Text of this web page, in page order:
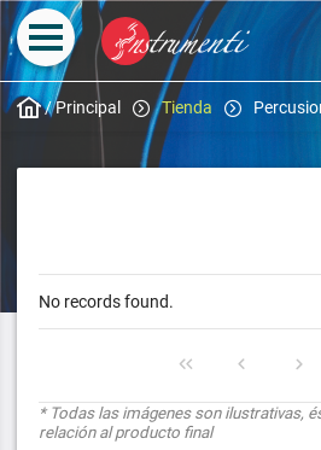
/Principal Tienda
No records found.
* Todas las imágenes son ilustrativas,
relación al producto final